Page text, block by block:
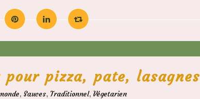
pizza, pate, lasagnes
, Sauces, Traditionnel, Végetarien